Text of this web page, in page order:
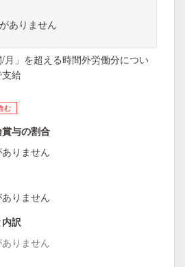
ありません
月」を超える時間外労働分につい
給
む
与の割合
りません
りません
訳
りません